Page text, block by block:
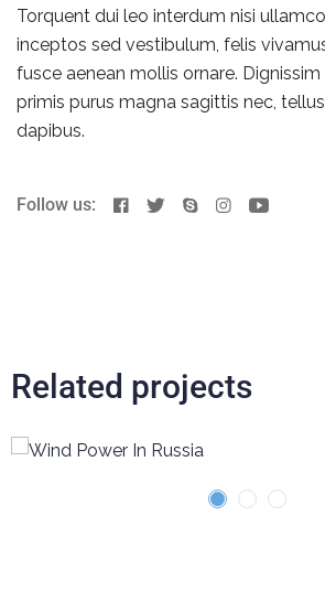
Torquent dui leo interdum nisi
inceptos sed vestibulum, felis
fusce aenean mollis ornare.
primis purus magna sagittis nec,
dapibus.
Follow us:
Related projects